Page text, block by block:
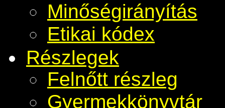
Minőségirányítás
Etikai kódex
Részlegek
Felnőtt részleg
Gyermekkönyvtár